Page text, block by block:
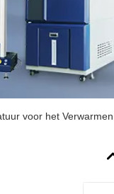
voor het